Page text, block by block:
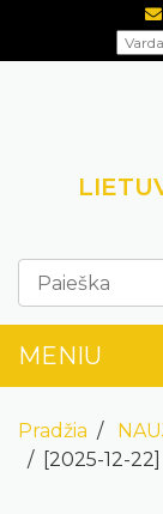
MENIU
Pradžia
[2025-12-